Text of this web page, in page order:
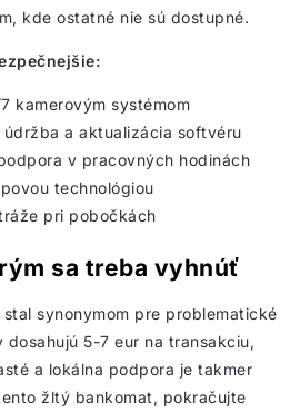
kde ostatné nie sú dostupné.
kamerovým systémom
a aktualizácia softvéru
v pracovných hodinách
technológiou
pri pobočkách
sa treba vyhnúť
synonymom pre problematické
5-7 eur na transakciu,
a lokálna podpora je takmer
žltý bankomat, pokračujte